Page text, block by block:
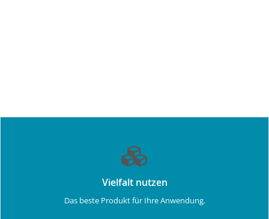
Vielfalt nutzen
Das beste Produkt für Ihre Anwendung.